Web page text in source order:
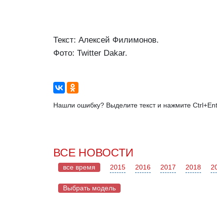
Текст: Алексей Филимонов.
Фото: Twitter Dakar.
Нашли ошибку? Выделите текст и нажмите
ВСЕ НОВОСТИ
все время 2015 2016 2017 2018
Выбрать модель